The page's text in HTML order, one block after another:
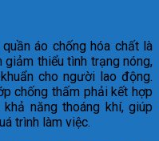
áo chống hóa chất là
thiểu tình trạng nóng,
cho người lao động.
chống thấm phải kết hợp
năng thoáng khí, giúp
trình làm việc.